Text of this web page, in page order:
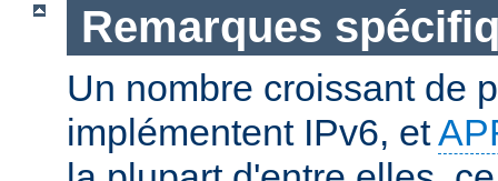
Remarques
Un nombre croissant de
implémentent IPv6, et